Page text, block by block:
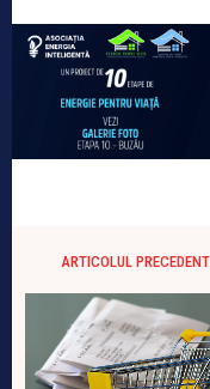
ARTICOLUL PRECEDENT